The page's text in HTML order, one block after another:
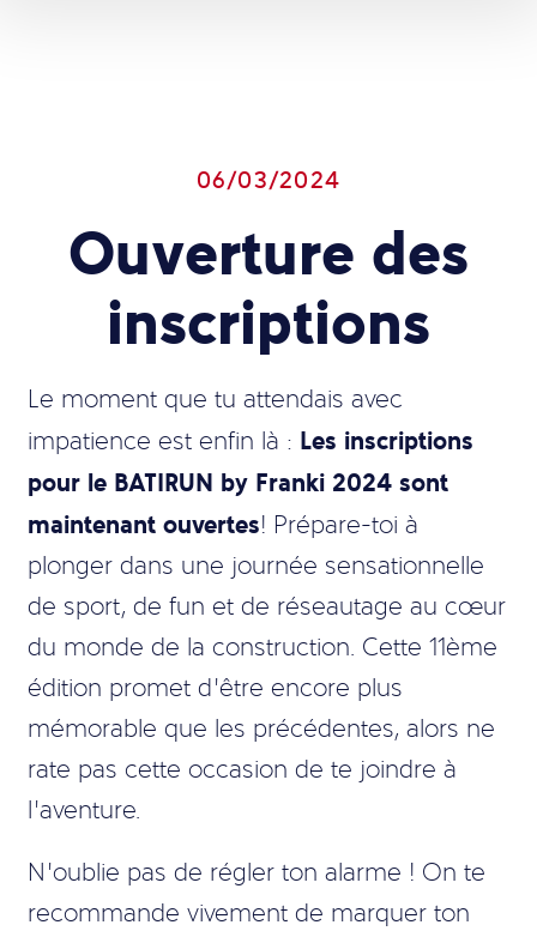
06/03/2024
Ouverture des
inscriptions
Le moment que tu attendais avec
impatience est enfin là : Les inscriptions
pour le BATIRUN by Franki 2024 sont
maintenant ouvertes! Prépare-toi à
plonger dans une journée sensationnelle
de sport, de fun et de réseautage au cœur
du monde de la construction. Cette 11ème
édition promet d’être encore plus
mémorable que les précédentes, alors ne
rate pas cette occasion de te joindre à
l’aventure.
N’oublie pas de régler ton alarme ! On te
recommande vivement de marquer ton